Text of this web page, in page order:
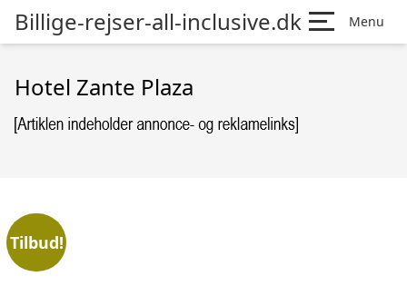
Billige-rejser-all-inclusive.dk Menu
Hotel Zante Plaza
Tilbud!